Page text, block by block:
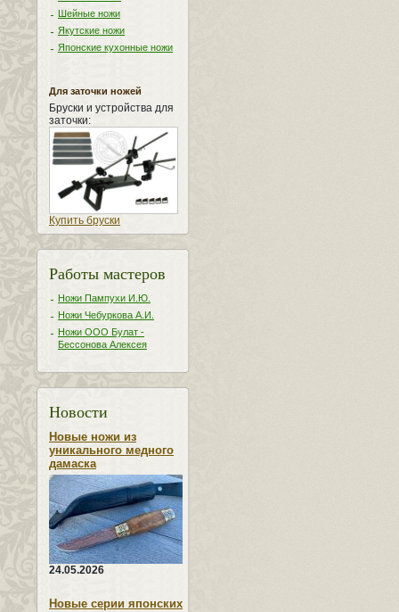
Шейные ножи
Якутские ножи
Японские кухонные ножи
Для заточки ножей
Бруски и устройства для
заточки:
Купить бруски
Работы мастеров
Ножи Пампухи И.Ю.
Ножи Чебуркова А.И.
Ножи ООО Булат -
Бессонова Алексея
Новости
Новые ножи из
уникального медного
дамаска
24.05.2026
Новые серии японских